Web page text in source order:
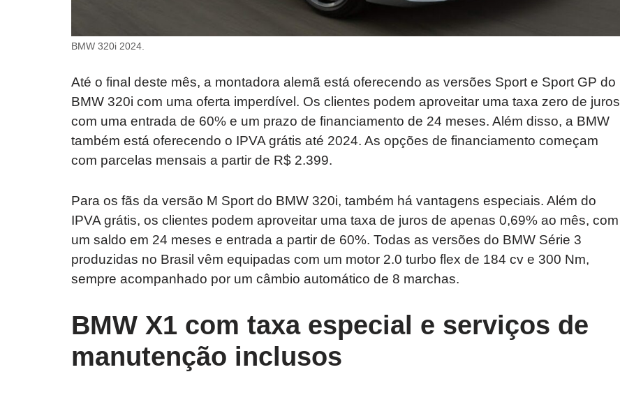
BMW 320i 2024.
Até o final deste mês, a montadora alemã está oferecendo as versões Sport e Sport GP do
BMW 320i com uma oferta imperdível. Os clientes podem aproveitar uma taxa zero de juros
com uma entrada de 60% e um prazo de financiamento de 24 meses. Além disso, a BMW
também está oferecendo o IPVA grátis até 2024. As opções de financiamento começam
com parcelas mensais a partir de R$ 2.399.
Para os fãs da versão M Sport do BMW 320i, também há vantagens especiais. Além do
IPVA grátis, os clientes podem aproveitar uma taxa de juros de apenas 0,69% ao mês, com
um saldo em 24 meses e entrada a partir de 60%. Todas as versões do BMW Série 3
produzidas no Brasil vêm equipadas com um motor 2.0 turbo flex de 184 cv e 300 Nm,
sempre acompanhado por um câmbio automático de 8 marchas.
BMW X1 com taxa especial e serviços de
manutenção inclusos